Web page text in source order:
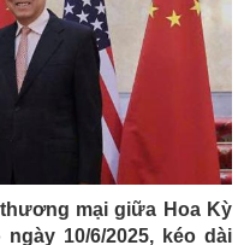
mại giữa Hoa Kỳ
10/6/2025, kéo dài